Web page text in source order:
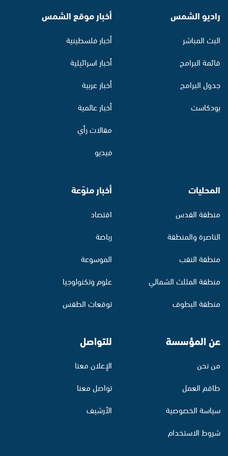
راديو الشمس
البث المباشر
قائمة البرامج
جدول البرامج
بودكاست
أخبار موقع الشمس
أخبار فلسطينية
أخبار اسرائيلية
أخبار عربية
أخبار عالمية
مقالات رأي
فيديو
المحليات
منطقة القدس
الناصرة والمنطقة
منطقة النقب
منطقة المثلث الشمالي
منطقة البطوف
أخبار منوّعة
اقتصاد
رياضة
الموسوعة
علوم وتكنولوجيا
توقعات الطقس
عن المؤسسة
من نحن
طاقم العمل
سياسة الخصوصية
شروط الاستخدام
للتواصل
الإعلان معنا
تواصل معنا
الأرشيف